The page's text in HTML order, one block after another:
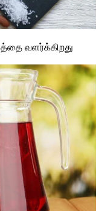
வளர்க்கிறது